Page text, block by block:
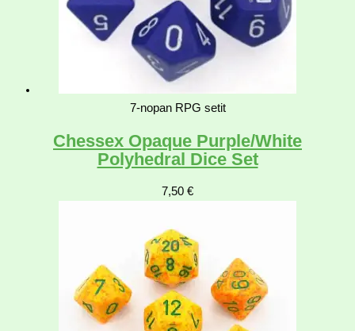
7-nopan RPG setit
Chessex Opaque Purple/White
Polyhedral Dice Set
7,50 €